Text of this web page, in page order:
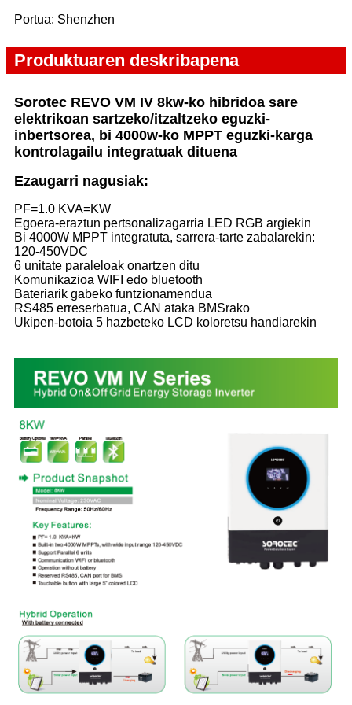
Portua: Shenzhen
Produktuaren deskribapena
Sorotec REVO VM IV 8kw-ko hibridoa sare
elektrikoan sartzeko/itzaltzeko eguzki-
inbertsorea, bi 4000w-ko MPPT eguzki-karga
kontrolagailu integratuak dituena
Ezaugarri nagusiak:
PF=1.0 KVA=KW
Egoera-eraztun pertsonalizagarria LED RGB argiekin
Bi 4000W MPPT integratuta, sarrera-tarte zabalarekin:
120-450VDC
6 unitate paraleloak onartzen ditu
Komunikazioa WIFI edo bluetooth
Bateriarik gabeko funtzionamendua
RS485 erreserbatua, CAN ataka BMSrako
Ukipen-botoia 5 hazbeteko LCD koloretsu handiarekin